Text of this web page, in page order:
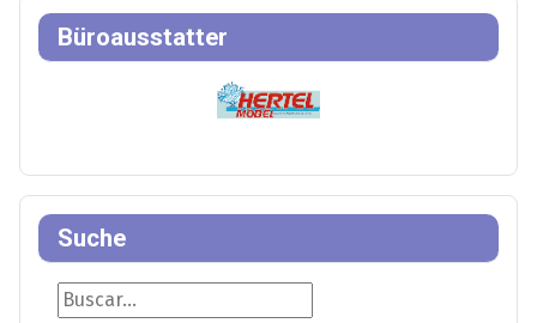
Büroausstatter
Suche
Suche